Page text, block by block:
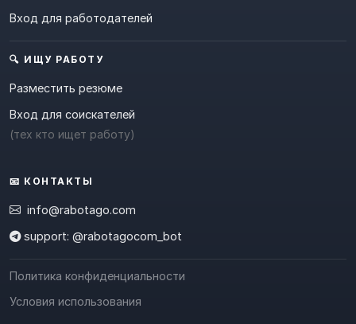
Вход для работодателей
🔍 ИЩУ РАБОТУ
Разместить резюме
Вход для соискателей
(тех кто ищет работу)
📧 КОНТАКТЫ
info@rabotago.com
support: @rabotagocom_bot
Политика конфиденциальности
Условия использования